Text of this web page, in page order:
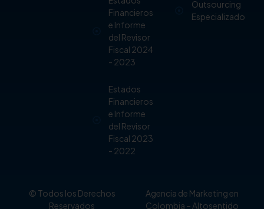
Financieros
e Informe
del Revisor
Fiscal 2024
- 2023
Estados
Financieros
e Informe
del Revisor
Fiscal 2023
- 2022
Outsourcing
Especializado
© Todos los Derechos
Reservados
Agencia de Marketing en
Colombia – Altosentido